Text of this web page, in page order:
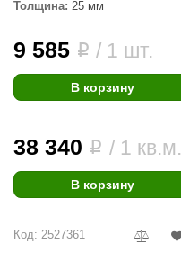
Толщина: 25 мм
9 585 i / 1 шт.
В корзину
38 340 i / 1 кв.м.
В корзину
Код: 2527361